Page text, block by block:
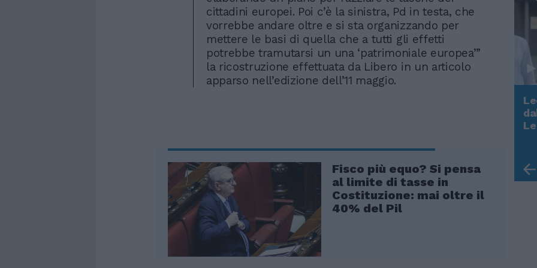
cittadini europei. Poi c’è la sinistra, Pd in testa, che
vorrebbe andare oltre e si sta organizzando per
mettere le basi di quella che a tutti gli effetti
potrebbe tramutarsi un una ‘patrimoniale europea’”
la ricostruzione effettuata da Libero in un articolo
apparso nell’edizione dell’11 maggio.
Fisco più equo? Si pensa
al limite di tasse in
Costituzione: mai oltre il
40% del Pil
americana